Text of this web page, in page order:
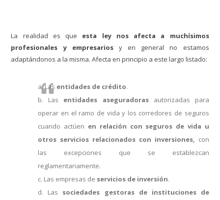
La realidad es que esta ley nos afecta a muchísimos
profesionales y empresariosy en general no estamos
adaptándonos a la misma. Afecta en principio a este largo listado:
a. Las entidades de crédito.
b. Las entidades aseguradorasautorizadas para
operar en el ramo de vida y los corredores de seguros
cuando actúen en relación con seguros de vida u
otros servicios relacionados con inversiones, con
las excepciones que se establezcan
reglamentariamente.
c. Las empresas de servicios de inversión.
d. Las sociedades gestoras de instituciones de